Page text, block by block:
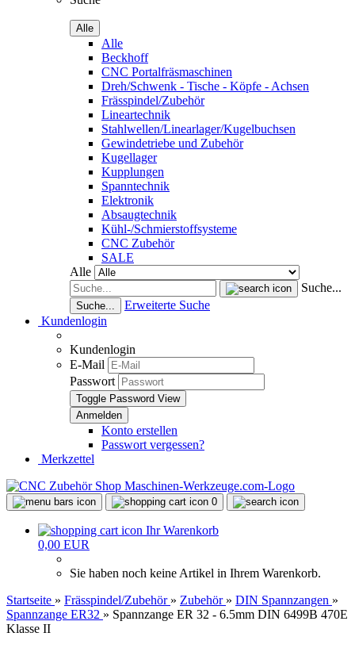
Alle
Alle
Beckhoff
CNC Portalfräsmaschinen
Dreh/Schwenk - Tische - Köpfe - Achsen
Frässpindel/Zubehör
Lineartechnik
Stahlwellen/Linearlager/Kugelbuchsen
Gewindetriebe und Zubehör
Kugellager
Kupplungen
Spanntechnik
Elektronik
Absaugtechnik
Kühl-/Schmierstoffsysteme
CNC Zubehör
SALE
Alle
Suche...
Suche...
Erweiterte Suche
Kundenlogin
Kundenlogin
E-Mail
Passwort
Toggle Password View
Konto erstellen
Passwort vergessen?
Merkzettel
0
Ihr Warenkorb
0,00 EUR
Sie haben noch keine Artikel in Ihrem Warenkorb.
Startseite » Frässpindel/Zubehör » Zubehör » DIN Spannzangen »
Spannzange ER32 » Spannzange ER 32 - 6.5mm DIN 6499B 470E
Klasse II